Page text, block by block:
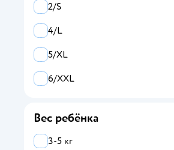
Tanoshi
White Edition
2/S
4/L
5/XL
6/XXL
Вес ребёнка
3-5 кг